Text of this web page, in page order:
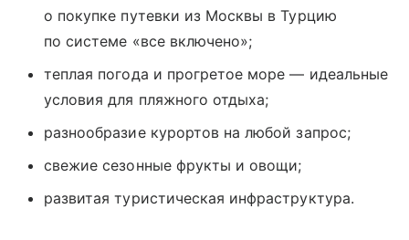
о покупке путевки из Москвы в Турцию
по системе «все включено»;
теплая погода и прогретое море — идеальные
условия для пляжного отдыха;
разнообразие курортов на любой запрос;
свежие сезонные фрукты и овощи;
развитая туристическая инфраструктура.